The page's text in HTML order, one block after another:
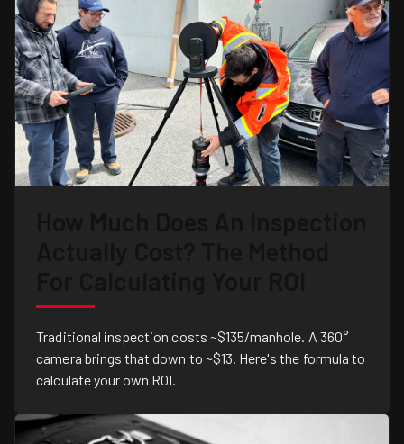
Traditional inspection costs ~$135/manhole. A 360°
camera brings that down to ~$13. Here's the formula to
calculate your own ROI.